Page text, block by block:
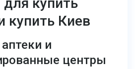
купить Киев
и
центры